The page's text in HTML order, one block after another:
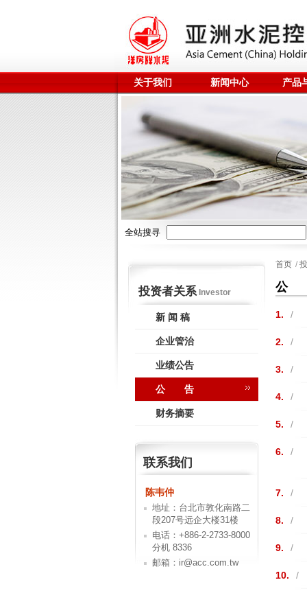
关于我们 新闻中心 产品
全站搜寻
投资者关系Investor
新 闻 稿
企业管治
业绩公告
公 告
财务摘要
联系我们
陈韦仲
地址：台北市敦化南路二
段207号远企大楼31楼
电话：+886-2-2733-8000
分机 8336
邮箱：ir@acc.com.tw
首页 /
公
1. /
2. /
3. /
4. /
5. /
6. /
7. /
8. /
9. /
10. /